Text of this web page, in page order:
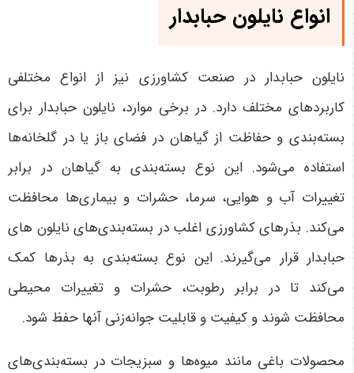
انواع نایلون حبابدار
نایلون حبابدار در صنعت کشاورزی نیز از انواع مختلفی
کاربردهای مختلف دارد. در برخی موارد، نایلون حبابدار برای
بسته‌بندی و حفاظت از گیاهان در فضای باز یا در گلخانه‌ها
استفاده می‌شود. این نوع بسته‌بندی به گیاهان در برابر
تغییرات آب و هوایی، سرما، حشرات و بیماری‌ها محافظت
می‌کند. بذرهای کشاورزی اغلب در بسته‌بندی‌های نایلون های
حبابدار قرار می‌گیرند. این نوع بسته‌بندی به بذرها کمک
می‌کند تا در برابر رطوبت، حشرات و تغییرات محیطی
محافظت شوند و کیفیت و قابلیت جوانه‌زنی آنها حفظ شود.
محصولات باغی مانند میوه‌ها و سبزیجات در بسته‌بندی‌های